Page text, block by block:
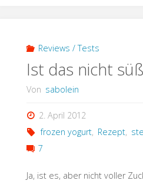
Reviews / Tests
Ist das nicht
Von sabolein
2. April 2012
frozen yogurt, Rezept,
7
Ja, ist es, aber nicht voller